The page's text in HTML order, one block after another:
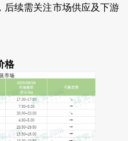
后续需关注市场供应及下游
格